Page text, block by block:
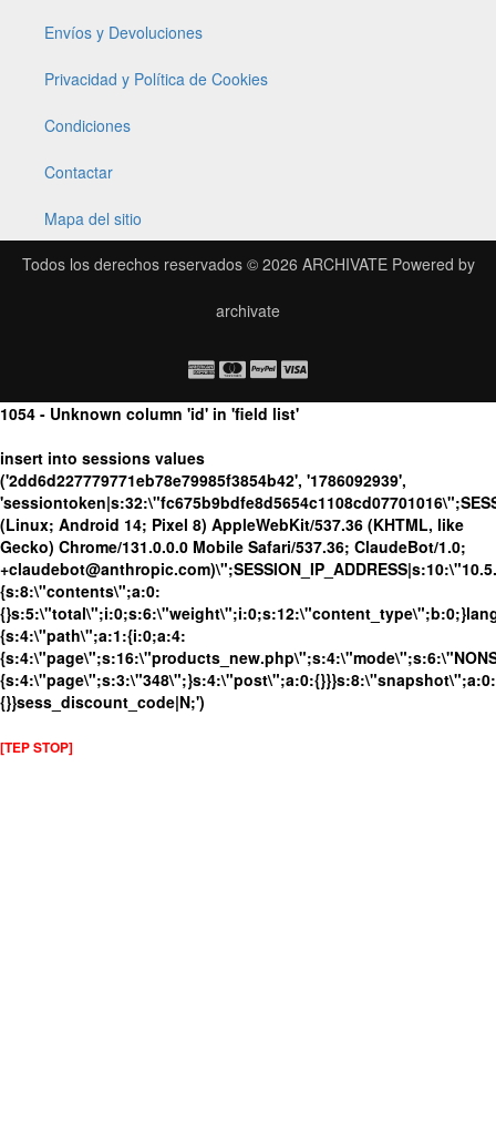
Envíos y Devoluciones
Privacidad y Política de Cookies
Condiciones
Contactar
Mapa del sitio
Todos los derechos reservados © 2026 ARCHIVATEPowered by
archivate
1054 - Unknown column 'id' in 'field list'
insert into sessions values
('2dd6d227779771eb78e79985f3854b42', '1786092939',
(Linux; Android 14; Pixel 8) AppleWebKit/537.36 (KHTML, like
Gecko) Chrome/131.0.0.0 Mobile Safari/537.36; ClaudeBot/1.0;
{s:8:\"contents\";a:0:
{s:4:\"path\";a:1:{i:0;a:4:
{s:4:\"page\";s:3:\"348\";}s:4:\"post\";a:0:{}}}s:8:\"snapshot\";a:0:
{}}sess_discount_code|N;')
[TEP STOP]